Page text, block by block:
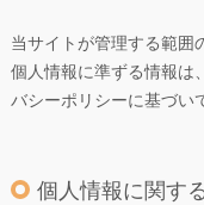
当サイトが管理する範囲
個人情報に準ずる情報は
バシーポリシーに基づい
個人情報に関す